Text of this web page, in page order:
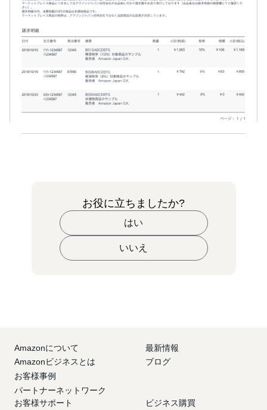
お役に立ちましたか?
はい
いいえ
Amazonについて
Amazonビジネスとは
お客様事例
パートナーネットワーク
最新情報
ブログ
お客様サポート ビジネス購買